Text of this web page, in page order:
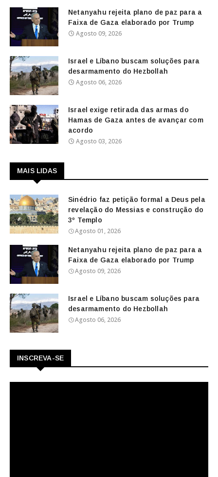
Netanyahu rejeita plano de paz para a
Faixa de Gaza elaborado por Trump
Agosto 09, 2026
Israel e Líbano buscam soluções para
desarmamento do Hezbollah
Agosto 06, 2026
Israel exige retirada das armas do
Hamas de Gaza antes de avançar com
acordo
Agosto 03, 2026
MAIS LIDAS
Sinédrio faz petição formal a Deus pela
revelação do Messias e construção do
3º Templo
Agosto 01, 2026
Netanyahu rejeita plano de paz para a
Faixa de Gaza elaborado por Trump
Agosto 09, 2026
Israel e Líbano buscam soluções para
desarmamento do Hezbollah
Agosto 06, 2026
INSCREVA-SE